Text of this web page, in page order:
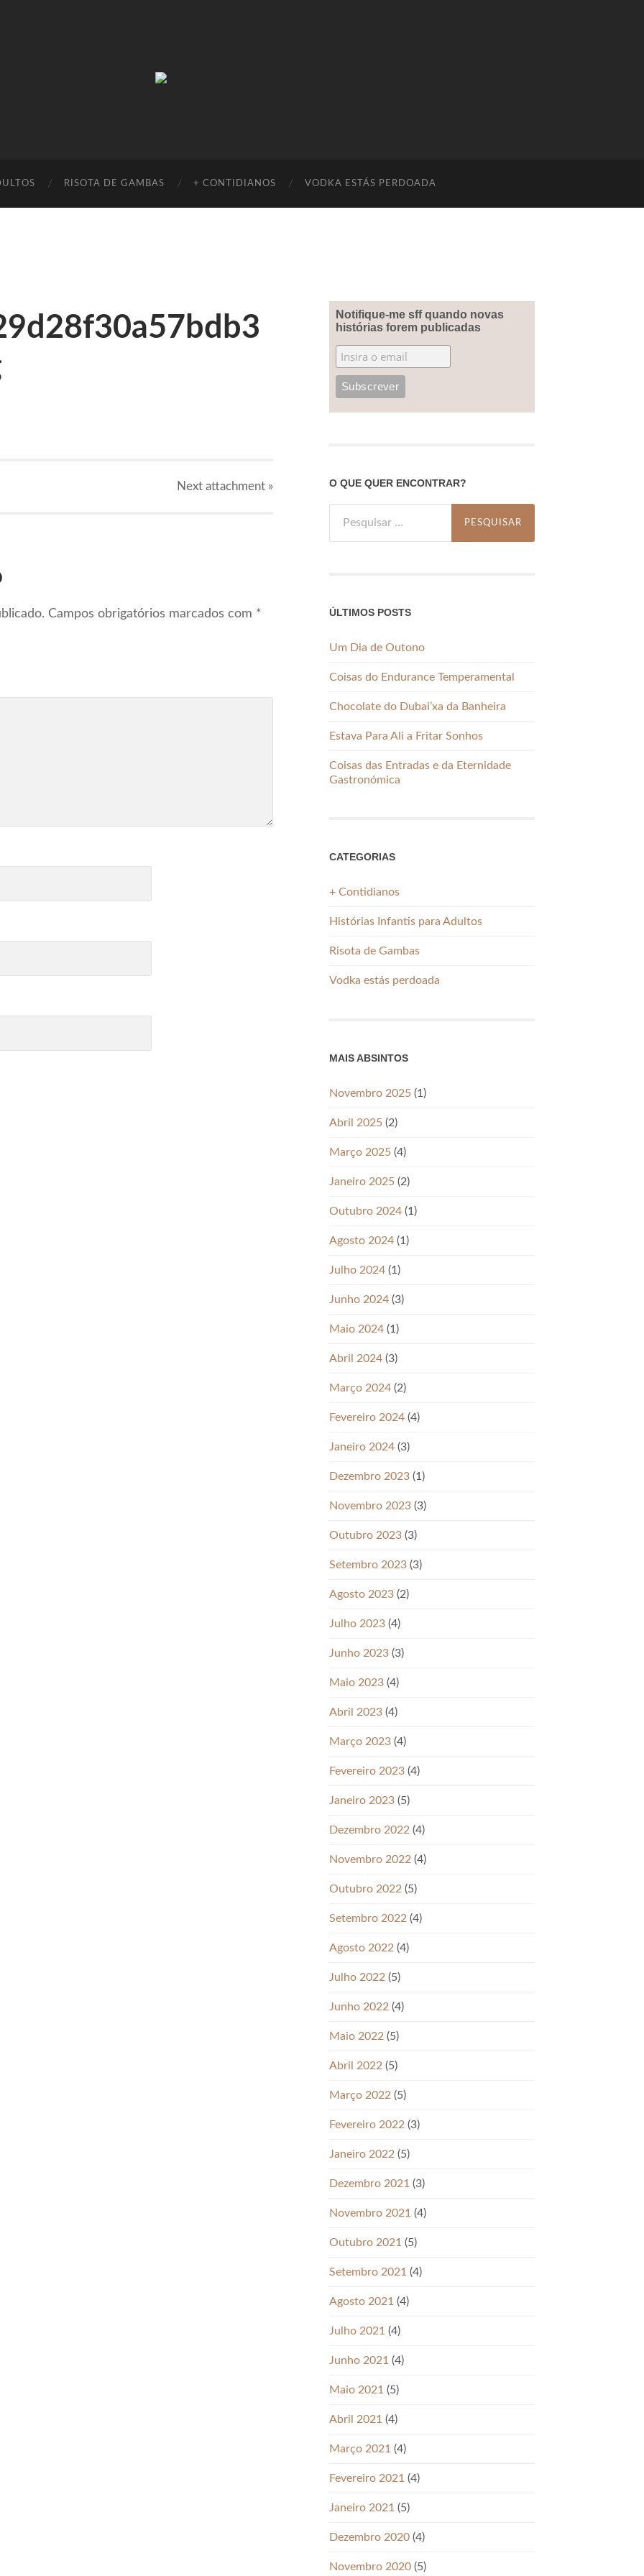
RISOTA DE GAMBAS + CONTIDIANOS VODKA ESTÁS PERDOADA
Next attachment »
Campos obrigatórios marcados com *
Notifique-me sff quando novas
histórias forem publicadas
O QUE QUER ENCONTRAR?
por:
ÚLTIMOS POSTS
Um Dia de Outono
Coisas do Endurance Temperamental
Chocolate do Dubai’xa da Banheira
Estava Para Ali a Fritar Sonhos
Coisas das Entradas e da Eternidade
Gastronómica
CATEGORIAS
+ Contidianos
Histórias Infantis para Adultos
Risota de Gambas
Vodka estás perdoada
MAIS ABSINTOS
Novembro 2025 (1)
Abril 2025 (2)
Março 2025 (4)
Janeiro 2025 (2)
Outubro 2024 (1)
Agosto 2024 (1)
Julho 2024 (1)
Junho 2024 (3)
Maio 2024 (1)
Abril 2024 (3)
Março 2024 (2)
Fevereiro 2024 (4)
Janeiro 2024 (3)
Dezembro 2023 (1)
Novembro 2023 (3)
Outubro 2023 (3)
Setembro 2023 (3)
Agosto 2023 (2)
Julho 2023 (4)
Junho 2023 (3)
Maio 2023 (4)
Abril 2023 (4)
Março 2023 (4)
Fevereiro 2023 (4)
Janeiro 2023 (5)
Dezembro 2022 (4)
Novembro 2022 (4)
Outubro 2022 (5)
Setembro 2022 (4)
Agosto 2022 (4)
Julho 2022 (5)
Junho 2022 (4)
Maio 2022 (5)
Abril 2022 (5)
Março 2022 (5)
Fevereiro 2022 (3)
Janeiro 2022 (5)
Dezembro 2021 (3)
Novembro 2021 (4)
Outubro 2021 (5)
Setembro 2021 (4)
Agosto 2021 (4)
Julho 2021 (4)
Junho 2021 (4)
Maio 2021 (5)
Abril 2021 (4)
Março 2021 (4)
Fevereiro 2021 (4)
Janeiro 2021 (5)
Dezembro 2020 (4)
Novembro 2020 (5)